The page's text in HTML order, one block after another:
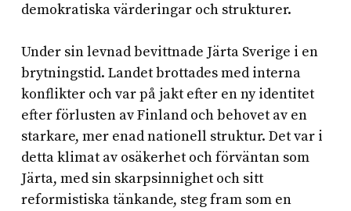
demokratiska värderingar och strukturer.
Under sin levnad bevittnade Järta Sverige i en
brytningstid. Landet brottades med interna
konflikter och var på jakt efter en ny identitet
efter förlusten av Finland och behovet av en
starkare, mer enad nationell struktur. Det var i
detta klimat av osäkerhet och förväntan som
Järta, med sin skarpsinnighet och sitt
reformistiska tänkande, steg fram som en